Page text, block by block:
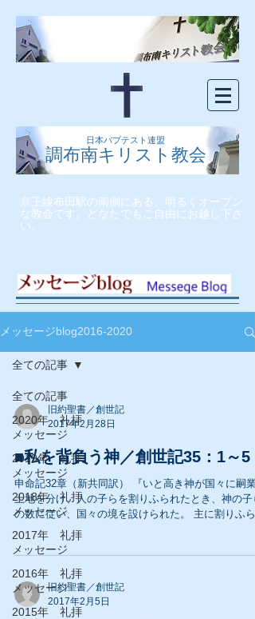
日本バプテスト連盟
調布南キリスト教会
京王線布田駅の南側にある、明るくオープン
な教会です。どなたでもご自由にお越し下さ
い。
メッセージblog2016-2020
全ての記事
2020年 礼拝
メッセージ
2019年 礼拝
メッセージ
2018年 礼拝
メッセージ
2017年 礼拝
メッセージ
2016年 礼拝
メッセージ
2015年 礼拝
全ての記事
旧約聖書／創世記
2017年2月28日
■私を背負う神／創世記35：1～5
申命記32章（新共同訳） 『いと高き神が国々に嗣業
土地を分け、人の子らを割りふられたとき、神の子
の数に従い、国々の境を設けられた。 主に割りふら
たのは、その民「ヤコブが主に定められた嗣業」。
は荒野でヤコブを見出だし、これを見つけ、これを
い、いたわり、ご自分の瞳の...
旧約聖書／創世記
2017年2月5日